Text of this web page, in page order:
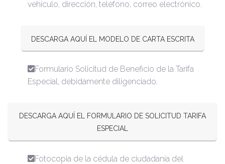
vehículo, dirección, teléfono, correo electrónico.
DESCARGA AQUÍ EL MODELO DE CARTA ESCRITA
Formulario Solicitud de Beneficio de la Tarifa
Especial, debidamente diligenciado.
DESCARGA AQUÍ EL FORMULARIO DE SOLICITUD TARIFA
ESPECIAL
Fotocopia de la cédula de ciudadanía del